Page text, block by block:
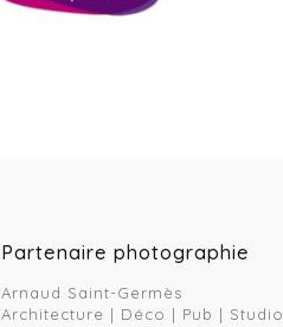
Partenaire photographie
Arnaud Saint-Germès
Architecture | Déco | Pub | Studio